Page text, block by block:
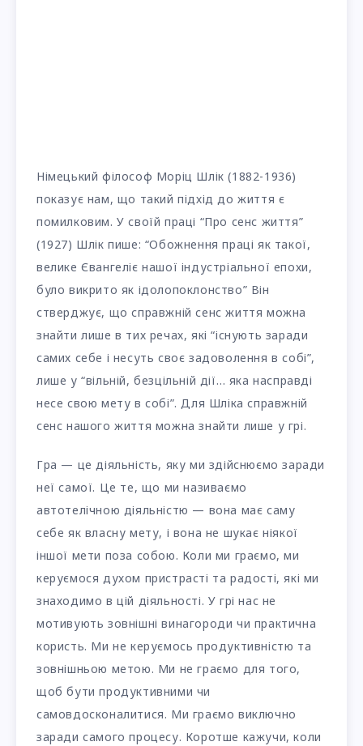
Німецький філософ Моріц Шлік (1882-1936)
показує нам, що такий підхід до життя є
помилковим. У своїй праці “Про сенс життя”
(1927) Шлік пише: “Обожнення праці як такої,
велике Євангеліє нашої індустріальної епохи,
було викрито як ідолопоклонство” Він
стверджує, що справжній сенс життя можна
знайти лише в тих речах, які “існують заради
самих себе і несуть своє задоволення в собі”,
лише у “вільній, безцільній дії… яка насправді
несе свою мету в собі”. Для Шліка справжній
сенс нашого життя можна знайти лише у грі.
Гра — це діяльність, яку ми здійснюємо заради
неї самої. Це те, що ми називаємо
автотелічною діяльністю — вона має саму
себе як власну мету, і вона не шукає ніякої
іншої мети поза собою. Коли ми граємо, ми
керуємося духом пристрасті та радості, які ми
знаходимо в цій діяльності. У грі нас не
мотивують зовнішні винагороди чи практична
користь. Ми не керуємось продуктивністю та
зовнішньою метою. Ми не граємо для того,
щоб бути продуктивними чи
самовдосконалитися. Ми граємо виключно
заради самого процесу. Коротше кажучи, коли